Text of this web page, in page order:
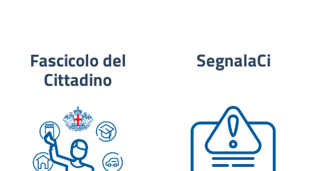
Fascicolo del
Cittadino
SegnalaCi